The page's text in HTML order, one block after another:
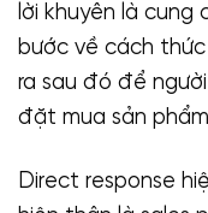
lời khuyên là
bước về cách
ra sau đó để
đặt mua sản
Direct response